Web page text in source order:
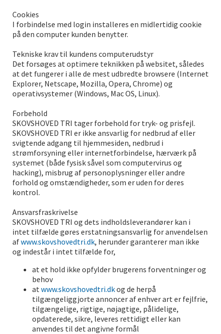
Cookies
I forbindelse med login installeres en midlertidig cookie
på den computer kunden benytter.
Tekniske krav til kundens computerudstyr
Det forsøges at optimere teknikken på websitet, således
at det fungerer i alle de mest udbredte browsere (Internet
Explorer, Netscape, Mozilla, Opera, Chrome) og
operativsystemer (Windows, Mac OS, Linux).
Forbehold
SKOVSHOVED TRI tager forbehold for tryk- og prisfejl.
SKOVSHOVED TRI er ikke ansvarlig for nedbrud af eller
svigtende adgang til hjemmesiden, nedbrud i
strømforsyning eller internetforbindelse, hærværk på
systemet (både fysisk såvel som computervirus og
hacking), misbrug af personoplysninger eller andre
forhold og omstændigheder, som er uden for deres
kontrol.
Ansvarsfraskrivelse
SKOVSHOVED TRI og dets indholdsleverandører kan i
intet tilfælde gøres erstatningsansvarlig for anvendelsen
afwww.skovshovedtri.dk, herunder garanterer man ikke
og indestår i intet tilfælde for,
at et hold ikke opfylder brugerens forventninger og
behov
atwww.skovshovedtri.dkog de herpå
tilgængeliggjorte annoncer af enhver art er fejlfrie,
tilgængelige, rigtige, nøjagtige, pålidelige,
opdaterede, sikre, leveres rettidigt eller kan
anvendes til det angivne formål